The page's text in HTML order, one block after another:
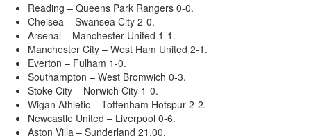
Reading – Queens Park Rangers 0-0.
Chelsea – Swansea City 2-0.
Arsenal – Manchester United 1-1.
Manchester City – West Ham United 2-1.
Everton – Fulham 1-0.
Southampton – West Bromwich 0-3.
Stoke City – Norwich City 1-0.
Wigan Athletic – Tottenham Hotspur 2-2.
Newcastle United – Liverpool 0-6.
Aston Villa – Sunderland 21.00.